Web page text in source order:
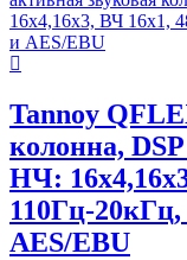
Tannoy
колонна,
НЧ:
110Гц-
AES/EBU